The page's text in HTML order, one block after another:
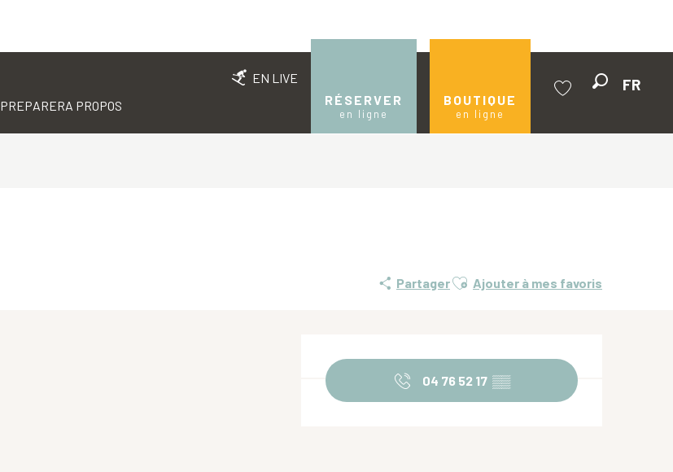
EN LIVE
RÉSERVER
en ligne
BOUTIQUE
en ligne
FR
PREPARERA PROPOS
PartagerAjouter aux favoris
Ajouter à mes favoris
Ouverture et coordonnées
04 76 52 17 ▒▒